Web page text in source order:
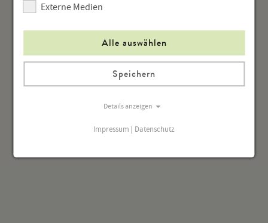
Externe Medien
Alle auswählen
Speichern
Details anzeigen
Impressum | Datenschutz